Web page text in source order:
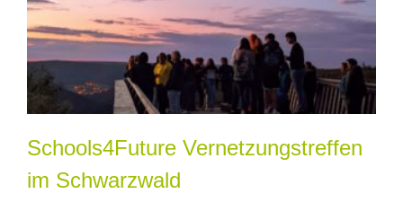
Schools4Future Vernetzungstreffen
im Schwarzwald